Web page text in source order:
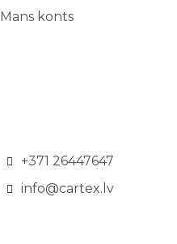
Mans konts
+371 26447647
info@cartex.lv